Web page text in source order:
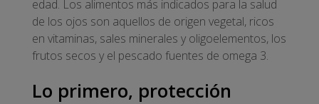
edad. Los alimentos más indicados para la salud
de los ojos son aquellos de origen vegetal, ricos
en vitaminas, sales minerales y oligoelementos, los
frutos secos y el pescado fuentes de omega 3.
Lo primero, protección